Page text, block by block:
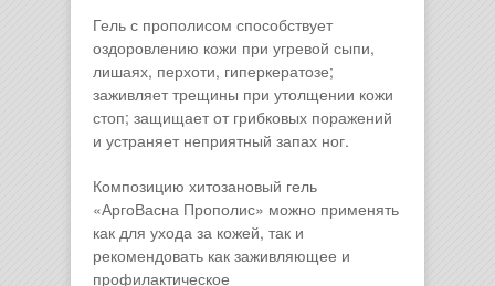
Гель с прополисом способствует
оздоровлению кожи при угревой сыпи,
лишаях, перхоти, гиперкератозе;
заживляет трещины при утолщении кожи
стоп; защищает от грибковых поражений
и устраняет неприятный запах ног.
Композицию хитозановый гель
«АргоВасна Прополис» можно применять
как для ухода за кожей, так и
рекомендовать как заживляющее и
профилактическое